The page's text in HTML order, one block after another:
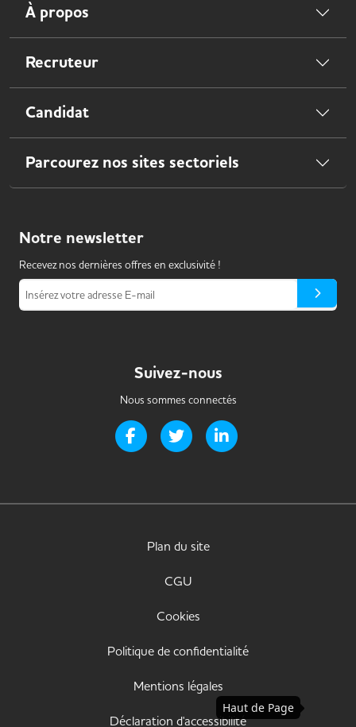
À propos
Recruteur
Candidat
Parcourez nos sites sectoriels
Notre newsletter
Recevez nos dernières offres en exclusivité !
Insérez votre adresse E-mail
Suivez-nous
Nous sommes connectés
Page Facebook de Handi-it
Page Twitter de Handi-it
Plan du site
CGU
Cookies
Politique de confidentialité
Mentions légales
Déclaration d'accessibilité
Haut de Page